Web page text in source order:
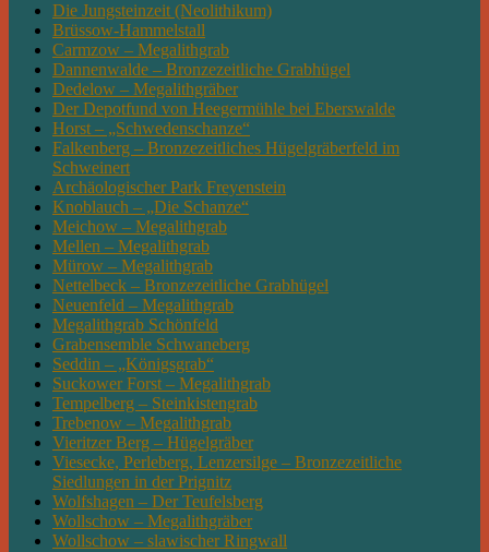
Die Jungsteinzeit (Neolithikum)
Brüssow-Hammelstall
Carmzow – Megalithgrab
Dannenwalde – Bronzezeitliche Grabhügel
Dedelow – Megalithgräber
Der Depotfund von Heegermühle bei Eberswalde
Horst – „Schwedenschanze“
Falkenberg – Bronzezeitliches Hügelgräberfeld im
Schweinert
Archäologischer Park Freyenstein
Knoblauch – „Die Schanze“
Meichow – Megalithgrab
Mellen – Megalithgrab
Mürow – Megalithgrab
Nettelbeck – Bronzezeitliche Grabhügel
Neuenfeld – Megalithgrab
Megalithgrab Schönfeld
Grabensemble Schwaneberg
Seddin – „Königsgrab“
Suckower Forst – Megalithgrab
Tempelberg – Steinkistengrab
Trebenow – Megalithgrab
Vieritzer Berg – Hügelgräber
Viesecke, Perleberg, Lenzersilge – Bronzezeitliche
Siedlungen in der Prignitz
Wolfshagen – Der Teufelsberg
Wollschow – Megalithgräber
Wollschow – slawischer Ringwall